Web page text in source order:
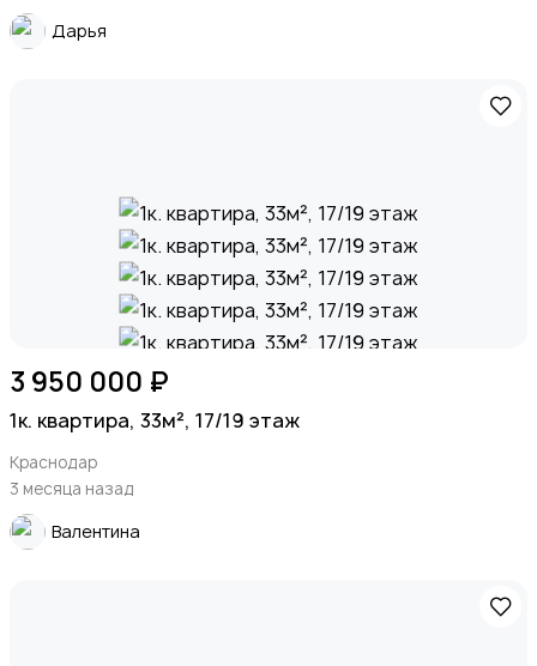
Дарья
3 950 000 ₽
1к. квартира, 33м², 17/19 этаж
Краснодар
3 месяца назад
Валентина